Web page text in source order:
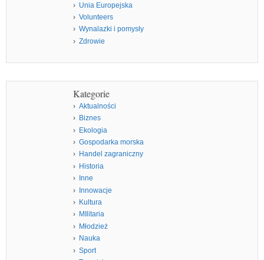
Unia Europejska
Volunteers
Wynalazki i pomysły
Zdrowie
Kategorie
Aktualności
Biznes
Ekologia
Gospodarka morska
Handel zagraniczny
Historia
Inne
Innowacje
Kultura
MIlitaria
Młodzież
Nauka
Sport